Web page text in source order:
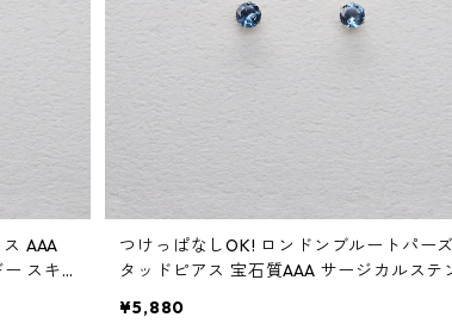
AAA
スキ
つけっぱなしOK! ロンドンブルートパー
タッドピアス 宝石質AAA サージカルステ
¥5,880